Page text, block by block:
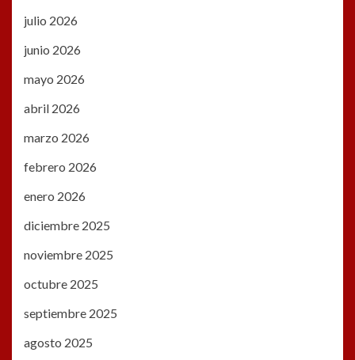
julio 2026
junio 2026
mayo 2026
abril 2026
marzo 2026
febrero 2026
enero 2026
diciembre 2025
noviembre 2025
octubre 2025
septiembre 2025
agosto 2025